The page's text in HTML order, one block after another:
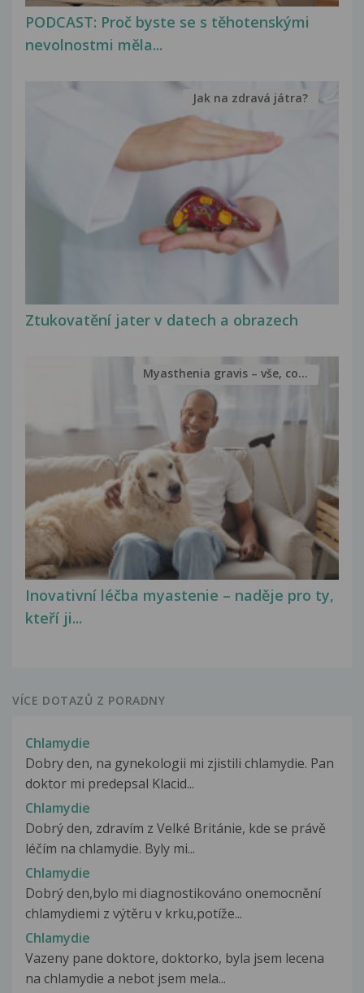
PODCAST: Proč byste se s těhotenskými
nevolnostmi měla...
Ztukovatění jater v datech a obrazech
Jak na zdravá játra?
Inovativní léčba myastenie – naděje pro ty,
kteří ji...
Myasthenia gravis – vše, co...
VÍCE DOTAZŮ Z PORADNY
Chlamydie
Dobry den, na gynekologii mi zjistili chlamydie. Pan
doktor mi predepsal Klacid...
Chlamydie
Dobrý den, zdravím z Velké Británie, kde se právě
léčím na chlamydie. Byly mi...
Chlamydie
Dobrý den,bylo mi diagnostikováno onemocnění
chlamydiemi z výtěru v krku,potíže...
Chlamydie
Vazeny pane doktore, doktorko, byla jsem lecena
na chlamydie a nebot jsem mela...